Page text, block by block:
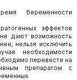
беременности
эффектов
дают возможность
нельзя исключить
необходимости
перевести на
препаратом с